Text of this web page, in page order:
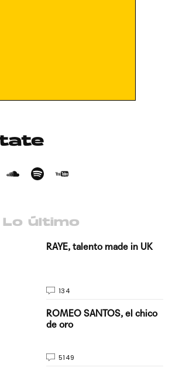
Lo último
RAYE, talento made in UK
134
ROMEO SANTOS, el chico
de oro
5149